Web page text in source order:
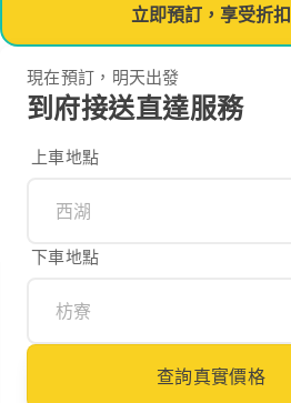
立即預訂，享受折扣
現在預訂，明天出發
到府接送直達服務
上車地點
下車地點
查詢真實價格